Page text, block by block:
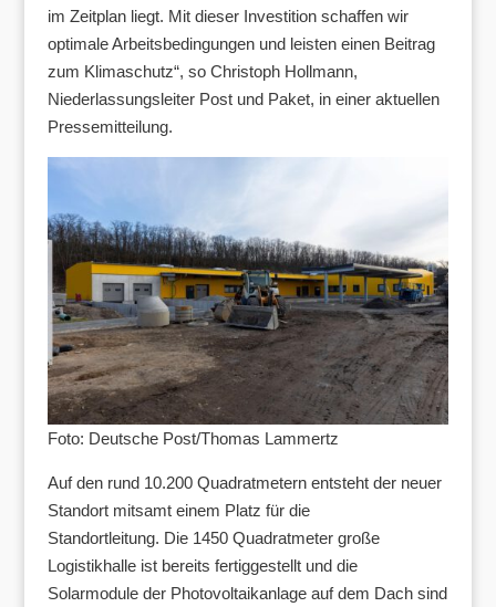
im Zeitplan liegt. Mit dieser Investition schaffen wir
optimale Arbeitsbedingungen und leisten einen Beitrag
zum Klimaschutz“, so Christoph Hollmann,
Niederlassungsleiter Post und Paket, in einer aktuellen
Pressemitteilung.
Foto: Deutsche Post/Thomas Lammertz
Auf den rund 10.200 Quadratmetern entsteht der neuer
Standort mitsamt einem Platz für die
Standortleitung. Die 1450 Quadratmeter große
Logistikhalle ist bereits fertiggestellt und die
Solarmodule der Photovoltaikanlage auf dem Dach sind